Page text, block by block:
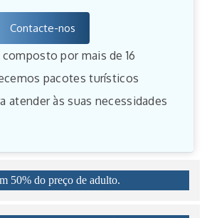
Contacte-nos
por mais de 16
pacotes turísticos
atender às suas necessidades
50% do preço de adulto.